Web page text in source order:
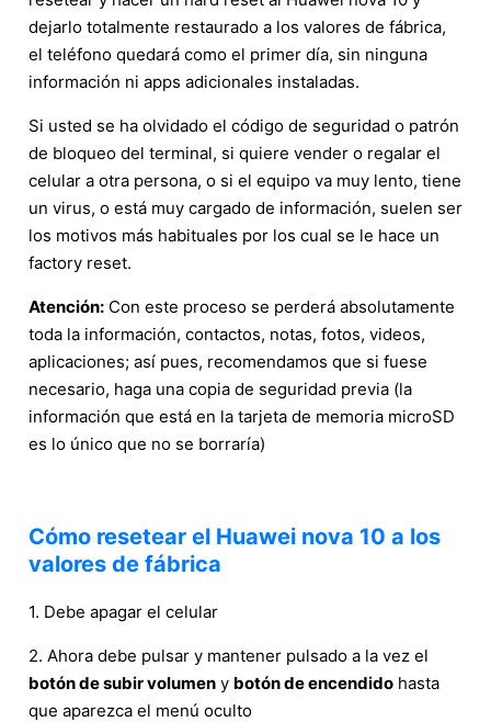
dejarlo totalmente restaurado a los valores de fábrica,
el teléfono quedará como el primer día, sin ninguna
información ni apps adicionales instaladas.
Si usted se ha olvidado el código de seguridad o patrón
de bloqueo del terminal, si quiere vender o regalar el
celular a otra persona, o si el equipo va muy lento, tiene
un virus, o está muy cargado de información, suelen ser
los motivos más habituales por los cual se le hace un
factory reset.
Atención: Con este proceso se perderá absolutamente
toda la información, contactos, notas, fotos, videos,
aplicaciones; así pues, recomendamos que si fuese
necesario, haga una copia de seguridad previa (la
información que está en la tarjeta de memoria microSD
es lo único que no se borraría)
Cómo resetear el Huawei nova 10 a los
valores de fábrica
1. Debe apagar el celular
2. Ahora debe pulsar y mantener pulsado a la vez el
botón de subir volumen y botón de encendido hasta
que aparezca el menú oculto